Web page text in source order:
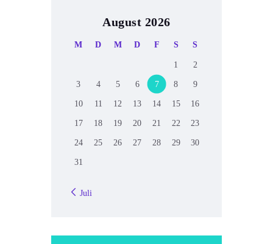
August 2026
M D M D F S S
1 2
3 4 5 6 7 8 9
10 11 12 13 14 15 16
17 18 19 20 21 22 23
24 25 26 27 28 29 30
31
« Juli